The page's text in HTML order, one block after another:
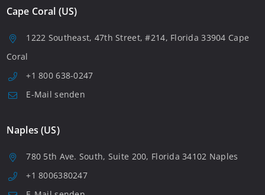
Cape Coral (US)
1222 Southeast, 47th Street, #214, Florida 33904 Cape
Coral
+1 800 638-0247
E-Mail senden
Naples (US)
780 5th Ave. South, Suite 200, Florida 34102 Naples
+1 8006380247